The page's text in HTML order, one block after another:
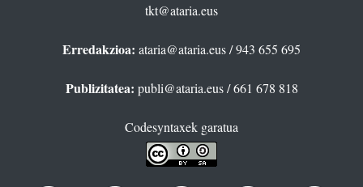
tkt@ataria.eus
Erredakzioa: ataria@ataria.eus/ 943 655 695
Publizitatea: publi@ataria.eus/ 661 678 818
Codesyntaxek garatua